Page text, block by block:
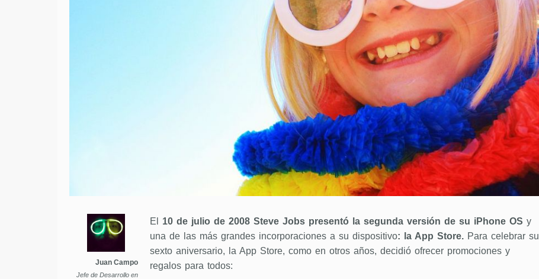
Juan Campo
Jefe de Desarrollo en
El 10 de julio de 2008 Steve Jobs presentó la segunda versión de su iPhone OS y
una de las más grandes incorporaciones a su dispositivo: la App Store.Para celebrar su
sexto aniversario, la App Store, como en otros años, decidió ofrecer promociones y
regalos para todos: